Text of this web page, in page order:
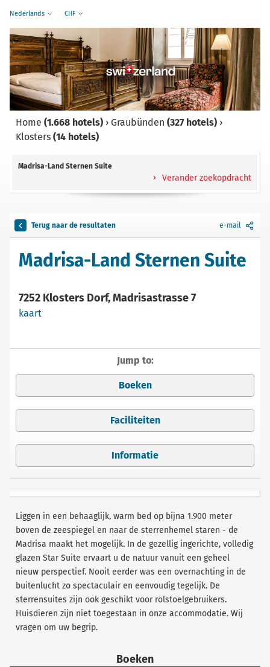
Nederlands CHF
Home (1.668 hotels) › Graubünden (327 hotels) ›
Klosters (14 hotels)
Madrisa-Land Sternen Suite
Verander zoekopdracht
Terug naar de resultaten e-mail
Madrisa-Land Sternen Suite
7252 Klosters Dorf, Madrisastrasse 7
kaart
Jump to:
Boeken
Faciliteiten
Informatie
Liggen in een behaaglijk, warm bed op bijna 1.900 meter
boven de zeespiegel en naar de sterrenhemel staren - de
Madrisa maakt het mogelijk. In de gezellig ingerichte, volledig
glazen Star Suite ervaart u de natuur vanuit een geheel
nieuw perspectief. Nooit eerder was een overnachting in de
buitenlucht zo spectaculair en eenvoudig tegelijk. De
sterrensuites zijn ook geschikt voor rolstoelgebruikers.
Huisdieren zijn niet toegestaan in onze accommodatie. Wij
vragen om uw begrip.
Boeken